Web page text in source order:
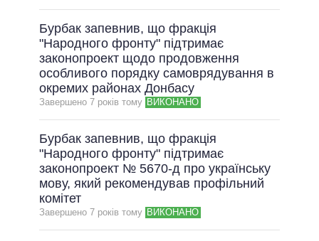
Бурбак запевнив, що фракція
"Народного фронту" підтримає
законопроект щодо продовження
особливого порядку самоврядування в
окремих районах Донбасу
Завершено 7 рокiв тому ВИКОНАНО
Бурбак запевнив, що фракція
"Народного фронту" підтримає
законопроект № 5670-д про українську
мову, який рекомендував профільний
комітет
Завершено 7 рокiв тому ВИКОНАНО